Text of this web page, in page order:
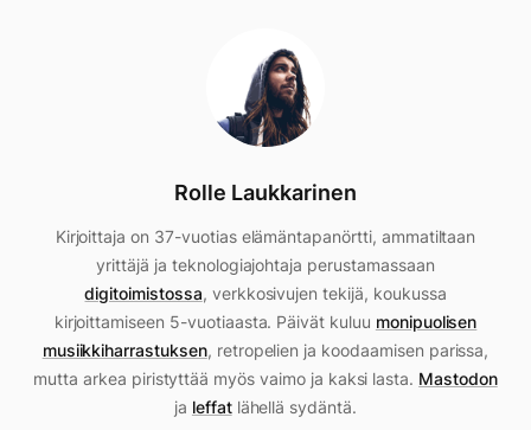
Rolle Laukkarinen
Kirjoittaja on 37-vuotias elämäntapanörtti, ammatiltaan
yrittäjä ja teknologiajohtaja perustamassaan
digitoimistossa, verkkosivujen tekijä, koukussa
kirjoittamiseen 5-vuotiaasta. Päivät kuluu monipuolisen
musiikkiharrastuksen, retropelien ja koodaamisen parissa,
mutta arkea piristyttää myös vaimo ja kaksi lasta. Mastodon
ja leffatlähellä sydäntä.